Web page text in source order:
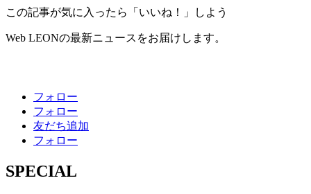
この記事が気に入ったら「いいね！」しよう
Web LEONの最新ニュースをお届けします。
フォロー
フォロー
友だち追加
フォロー
SPECIAL